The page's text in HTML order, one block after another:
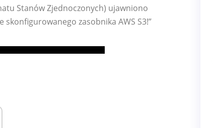
Stanów Zjednoczonych) ujawniono
zasobnika AWS S3!”